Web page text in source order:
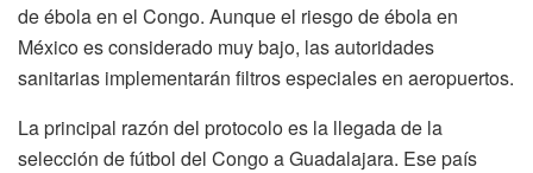
de ébola en el Congo. Aunque el riesgo de ébola en
México es considerado muy bajo, las autoridades
sanitarias implementarán filtros especiales en aeropuertos.
La principal razón del protocolo es la llegada de la
selección de fútbol del Congo a Guadalajara. Ese país